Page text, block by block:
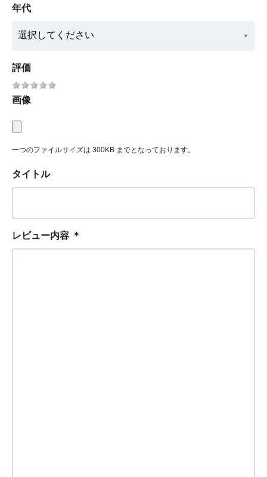
年代
評価
画像
一つのファイルサイズは 300KB までとなっております。
タイトル
レビュー内容 ＊